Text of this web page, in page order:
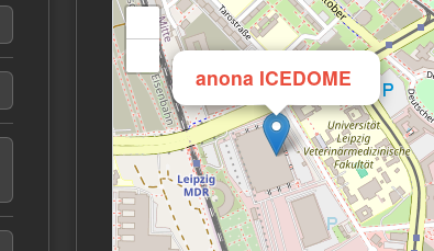
anona ICEDOME